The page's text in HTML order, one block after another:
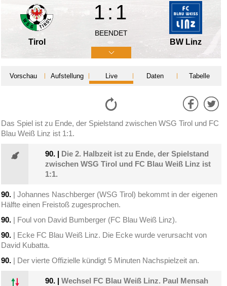
Tirol
1:1
BEENDET
BW Linz
Vorschau Aufstellung Live Daten Tabelle
Das Spiel ist zu Ende, der Spielstand zwischen WSG Tirol und FC
Blau Weiß Linz ist 1:1.
90. | Die 2. Halbzeit ist zu Ende, der Spielstand
zwischen WSG Tirol und FC Blau Weiß Linz ist
1:1.
90. | Johannes Naschberger (WSG Tirol) bekommt in der eigenen
Hälfte einen Freistoß zugesprochen.
90. | Foul von David Bumberger (FC Blau Weiß Linz).
90. | Ecke FC Blau Weiß Linz. Die Ecke wurde verursacht von
David Kubatta.
90. | Der vierte Offizielle kündigt 5 Minuten Nachspielzeit an.
90. |Wechsel FC Blau Weiß Linz. Paul Mensah